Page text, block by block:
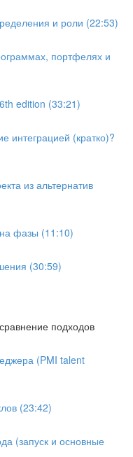
и роли (22:53)
портфелях и
edition (33:21)
интеграцией (кратко)?
из альтернатив
фазы (11:10)
(30:59)
подходов
(PMI talent
(23:42)
(запуск и основные